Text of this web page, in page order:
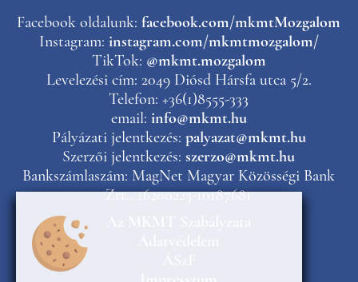
Facebook oldalunk:facebook.com/mkmtMozgalom
Instagram: instagram.com/mkmtmozgalom/
TikTok: @mkmt.mozgalom
Levelezési cím: 2049 Diósd Hársfa utca 5/2.
Telefon: +36(1)8555-333
email: info@mkmt.hu
Pályázati jelentkezés: palyazat@mkmt.hu
Szerzői jelentkezés:szerzo@mkmt.hu
Bankszámlaszám: MagNet Magyar Közösségi Bank
Zrt., 16200223-10187681